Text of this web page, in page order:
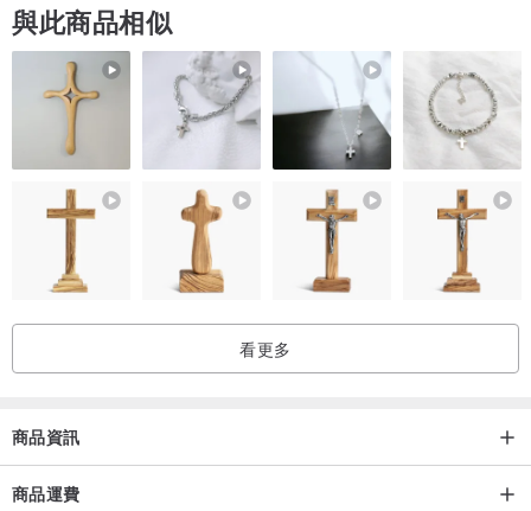
與此商品相似
看更多
商品資訊
商品運費